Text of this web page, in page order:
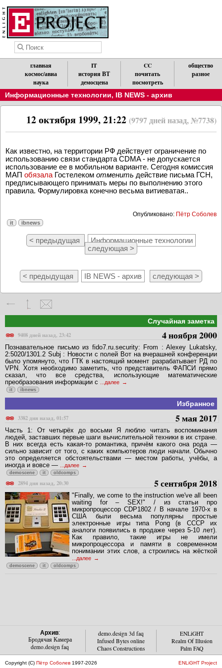
главная
космос/авиа
наука
IT
история ВТ
демосцена
CC
почитать
посмотреть
общество
разное
Информационные технологии, IB NEWS - архив
12 октября 1999, 21:22 (9797 дней назад, №7738)
Как известно, на территории РФ действует ограничение по
использованию связи стандарта CDMA - не допускается
использование ее в мобильном варианте. Сегодня комиссия
МАП обязала Гостелеком отменить действие письма ГСН,
предписывающего принимать меры по выполнению этого
правила. Формулировка конечно весьма витиеватая..
Опубликовано: Пётр Соболев
it ibnews
< предыдущая
Информационные технологии
следующая >
< предыдущая IB NEWS - архив следующая >
Случайная заметка
9408 дней назад, 23:42
4 ноября 2000
Познавательное письмо из fido7.ru.security: From : Alexey Lukatsky,
2:5020/1301.2 Subj : Новости с полей Вот на вчерашней конференции
было упомянуто, что ГТК в настоящий момент разрабатывает РД по
VPN. Хотя необходимо заметить, что представитель ФАПСИ прямо
сказал, что все средства, использующие математические
преобразования информации с
...далее
it ibnews
Избранное
3382 дня назад, 01:57
5 мая 2017
Часть 1: От четырёх до восьми Я люблю читать воспоминания
людей, заставших первые шаги вычислительной техники в их стране.
В них всегда есть какая-то романтика, причём какого она рода —
сильно зависит от того, с каких компьютеров люди начали. Обычно
это определяется обстоятельствами — местом работы, учёбы, а
иногда и вовсе —
...далее
demoscene it oldcomps
2894 дня назад, 20:30 5 сентября 2018
"Finally, we come to the instruction we've all been
waiting for – SEX!" / из статьи про
микропроцессор CDP1802 / В начале 1970-х в
США были весьма популярны простые
электронные игры типа Pong (в СССР их
аналоги появились в продаже через 5-10 лет).
Как правило, такие игры не имели
микропроцессора и памяти в современном
понимании этих слов, а строились на жёсткой
...далее
demoscene it oldcomps
Архив:
Бродячая Камера
demo.design faq
demo.design 3d faq
Infused Bytes online
Chaos Constructions
ENLiGHT
Realm Of Illusion
Palm FAQ
Copyright (C) Пётр Соболев 1997-2026 ENLiGHT Project